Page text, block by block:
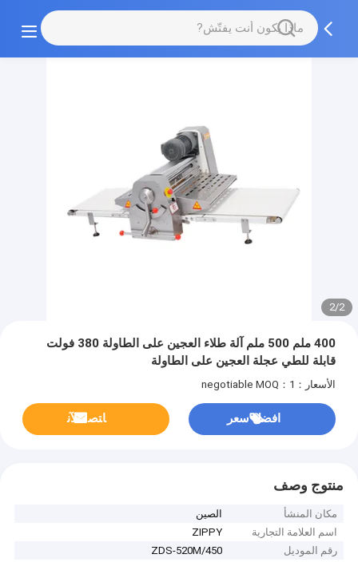
2/2
400 ملم 500 ملم آلة طلاء العجين على الطاولة 380 فولت
قابلة للطي عجلة العجين على الطاولة
الأسعار：negotiable MOQ：1
افضل سعر ﺎﺘﺼﻟ ﺍﻶﻧ
منتوج وصف
مكان المنشأ
الصين
اسم العلامة التجارية
ZIPPY
رقم الموديل
ZDS-520M/450